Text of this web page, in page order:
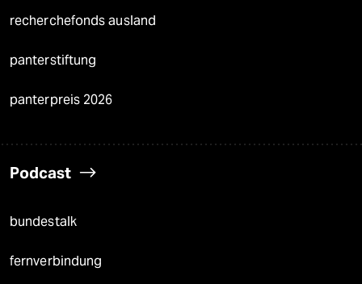
recherchefonds ausland
panterstiftung
panterpreis 2026
Podcast
bundestalk
fernverbindung